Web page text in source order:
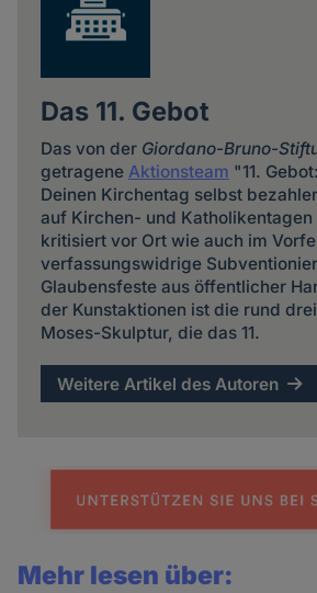
Das 11. Gebot
Das von der Giordano-Bruno-
getragene Aktionsteam "11.
Deinen Kirchentag selbst
auf Kirchen- und Katholikentagen
kritisiert vor Ort wie auch im
verfassungswidrige
Glaubensfeste aus öffentlicher
der Kunstaktionen ist die rund
Moses-Skulptur, die das 11.
Weitere Artikel des Autoren
Mehr lesen über: